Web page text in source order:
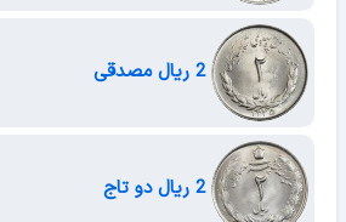
2 ریال مصدقی
2 ریال دو تاج